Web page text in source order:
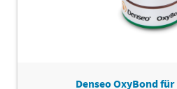
Denseo OxyBond für